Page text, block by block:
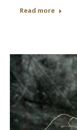
Read more